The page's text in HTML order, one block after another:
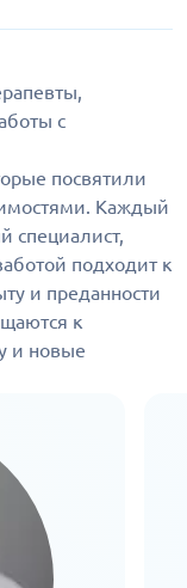
с
посвятили
Каждый
специалист,
подходит к
и преданности
к
и новые